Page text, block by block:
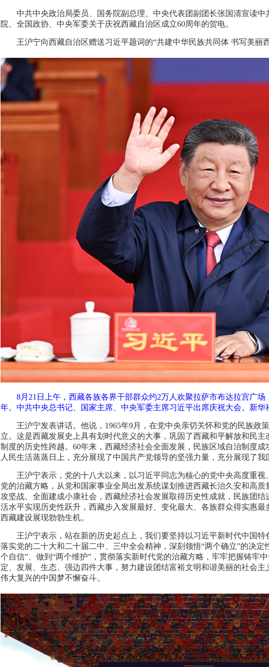
中共中央政治局委员、国务院副总理、中央代表团副团长张国清宣读
院、全国政协、中央军委关于庆祝西藏自治区成立60周年的贺电。
王沪宁向西藏自治区赠送习近平题词的“共建中华民族共同体 书写美丽
8月21日上午，西藏各族各界干部群众约2万人欢聚拉萨市布达拉宫广场
年。中共中央总书记、国家主席、中央军委主席习近平出席庆祝大会。新华
王沪宁发表讲话。他说，1965年9月，在党中央亲切关怀和党的民族政
立。这是西藏发展史上具有划时代意义的大事，巩固了西藏和平解放和民
制度的历史性跨越。60年来，西藏经济社会全面发展，民族区域自治制度
人民生活蒸蒸日上，充分展现了中国共产党领导的坚强力量，充分展现了我
王沪宁表示，党的十八大以来，以习近平同志为核心的党中央高度重
党的治藏方略，从党和国家事业全局出发系统谋划推进西藏长治久安和高
攻坚战、全面建成小康社会，西藏经济社会发展取得历史性成就，民族团
活水平实现历史性跃升，西藏步入发展最好、变化最大、各族群众得实惠
西藏建设展现勃勃生机。
王沪宁表示，站在新的历史起点上，我们要坚持以习近平新时代中国
落实党的二十大和二十届二中、三中全会精神，深刻领悟“两个确立”的决定
个自信”、做到“两个维护”，贯彻落实新时代党的治藏方略，牢牢把握铸牢
定、发展、生态、强边四件大事，努力建设团结富裕文明和谐美丽的社会
伟大复兴的中国梦不懈奋斗。